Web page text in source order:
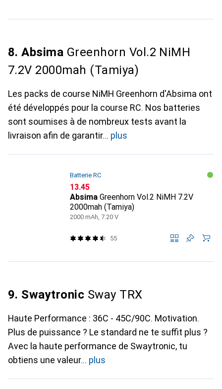
8. Absima Greenhorn Vol.2 NiMH
7.2V 2000mah (Tamiya)
Les packs de course NiMH Greenhorn d'Absima ont
été développés pour la course RC. Nos batteries
sont soumises à de nombreux tests avant la
livraison afin de garantir
plus
Batterie RC
CHF
13.45
Absima Greenhorn Vol.2 NiMH 7.2V
2000mah (Tamiya)
2000 mAh, 7.20 V
55
9. Swaytronic Sway TRX
Haute Performance : 36C - 45C/90C. Motivation.
Plus de puissance ? Le standard ne te suffit plus ?
Avec la haute performance de Swaytronic, tu
obtiens une valeur
plus